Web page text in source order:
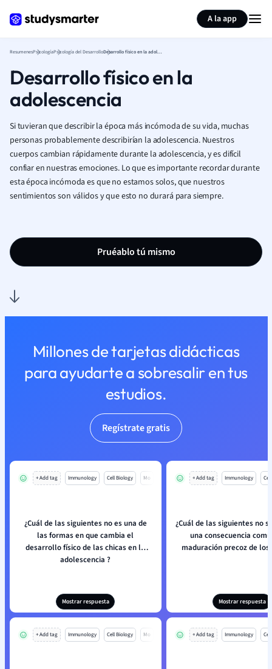
A la app
ResumenesPsicologíaPsicología del Desarrollo Desarrollo físico en la adolescencia
Desarrollo físico en la
adolescencia
Si tuvieran que describir la época más incómoda de su vida, muchas
personas probablemente describirían la adolescencia. Nuestros
cuerpos cambian rápidamente durante la adolescencia, y es difícil
confiar en nuestras emociones. Lo que es importante recordar durante
esta época incómoda es que no estamos solos, que nuestros
sentimientos son válidos y que esto no durará para siempre.
Pruéablo tú mismo
Millones de tarjetas didácticas
para ayudarte a sobresalir en tus
estudios.
Regístrate gratis
+ Add tag Immunology Cell Biology Mo
¿Cuál de las siguientes no es una de
las formas en que cambia el
desarrollo físico de las chicas en la
adolescencia ?
Mostrar respuesta
+ Add tag Immunology
¿Cuál de las siguientes no
una consecuencia
maduración precoz de los
Mostrar respuesta
+ Add tag Immunology Cell Biology Mo + Add tag Immunology
Resumir página